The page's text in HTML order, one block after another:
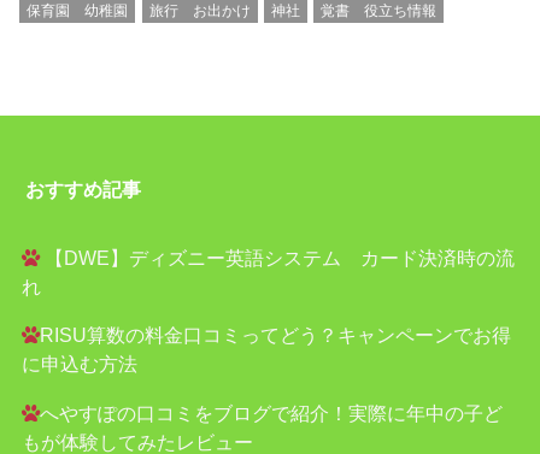
保育園 幼稚園
旅行 お出かけ 神社 覚書 役立ち情報
おすすめ記事
【DWE】ディズニー英語システム カード決済時の流
れ
RISU算数の料金口コミってどう？キャンペーンでお得
に申込む方法
へやすぽの口コミをブログで紹介！実際に年中の子ど
もが体験してみたレビュー